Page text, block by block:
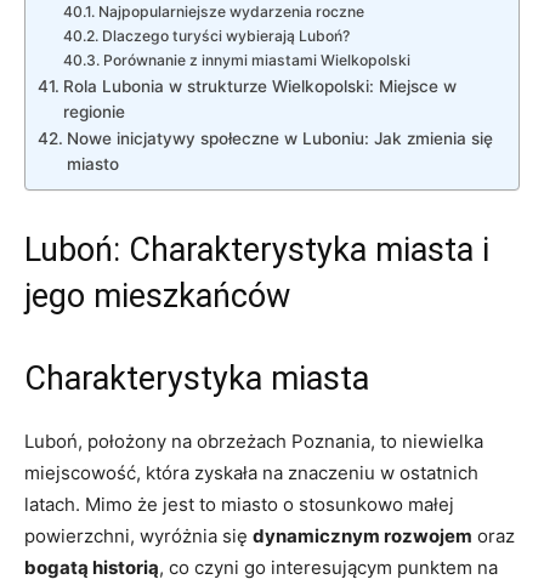
Najpopularniejsze wydarzenia roczne
Dlaczego turyści wybierają Luboń?
Porównanie z innymi miastami Wielkopolski
Rola Lubonia w strukturze Wielkopolski: Miejsce w
regionie
Nowe inicjatywy społeczne w Luboniu: Jak zmienia się
miasto
Luboń: Charakterystyka miasta i
jego mieszkańców
Charakterystyka miasta
Luboń, położony na obrzeżach Poznania, to niewielka
miejscowość, która zyskała na znaczeniu w ostatnich
latach. Mimo że jest to miasto o stosunkowo małej
powierzchni, wyróżnia się dynamicznym rozwojem oraz
bogatą historią, co czyni go interesującym punktem na